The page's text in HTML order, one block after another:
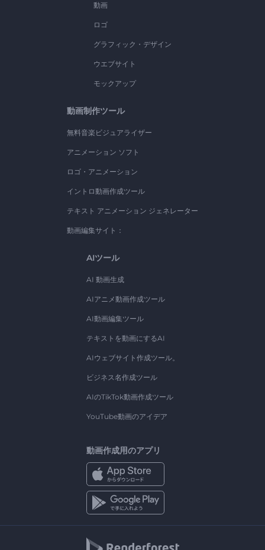
動画
ロゴ
グラフィック・デザイン
ウエブサイト
モックアップ
動画制作ツール
無料音楽ビジュアライザー
アニメーション ソフト
ロゴ・アニメーション
イントロ動画作成ツール
テキスト アニメーション ジェネレーター
動画編集サイト：
AIツール
AI 動画生成
AIアニメ動画作成ツール
AI動画編集ツール
テキストを動画にするAI
AIウェブサイト作成ツール。
ビジネス名作成ツール
AIのTikTok動画作成ツール
YouTube動画のアイデア
動画作成用のアプリ